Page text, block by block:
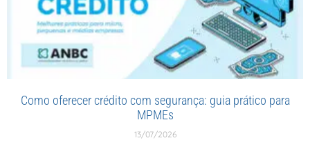
Como oferecer crédito com segurança: guia prático para
MPMEs
13/07/2026